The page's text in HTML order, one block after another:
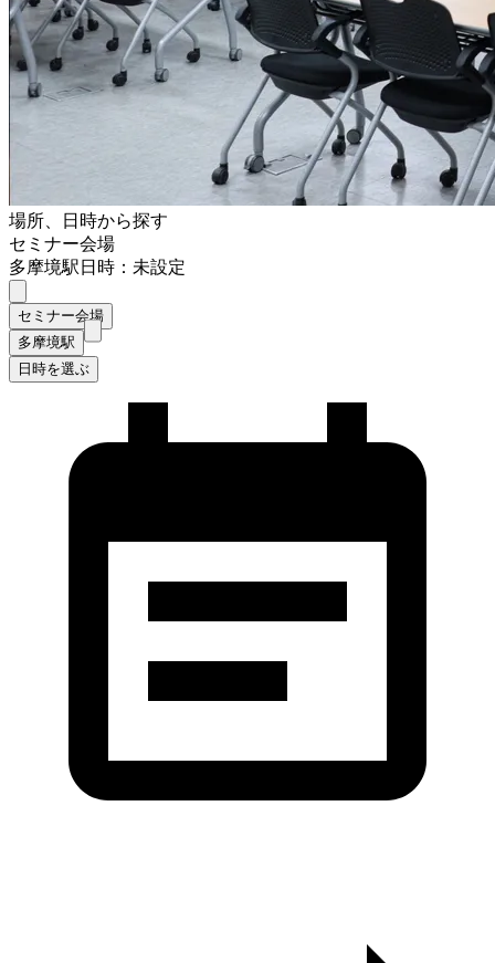
場所、日時から探す
セミナー会場
多摩境駅日時：未設定
セミナー会場
多摩境駅
日時を選ぶ